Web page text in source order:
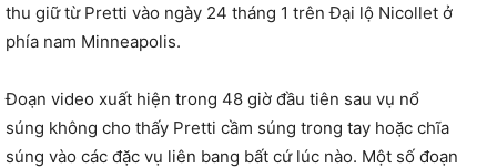
thu giữ từ Pretti vào ngày 24 tháng 1 trên Đại lộ Nicollet ở
phía nam Minneapolis.
Đoạn video xuất hiện trong 48 giờ đầu tiên sau vụ nổ
súng không cho thấy Pretti cầm súng trong tay hoặc chĩa
súng vào các đặc vụ liên bang bất cứ lúc nào. Một số đoạn